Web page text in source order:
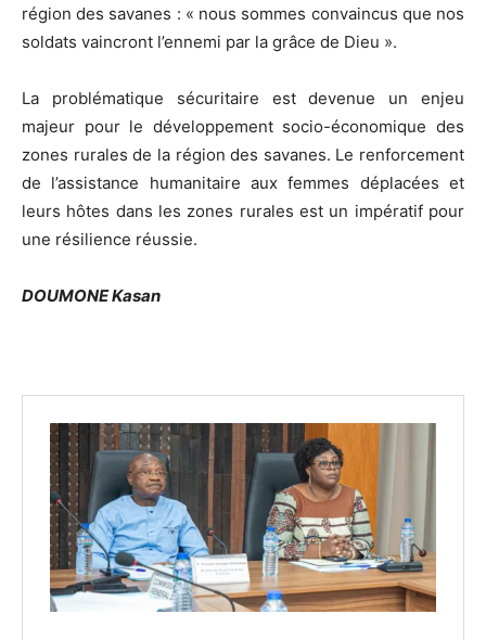
région des savanes : « nous sommes convaincus que nos
soldats vaincront l’ennemi par la grâce de Dieu ».
La problématique sécuritaire est devenue un enjeu
majeur pour le développement socio-économique des
zones rurales de la région des savanes. Le renforcement
de l’assistance humanitaire aux femmes déplacées et
leurs hôtes dans les zones rurales est un impératif pour
une résilience réussie.
DOUMONE Kasan